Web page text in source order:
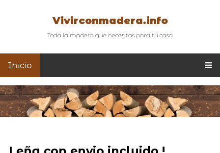
Vivirconmadera.info
Toda la madera que necesitas para tu casa
Inicio